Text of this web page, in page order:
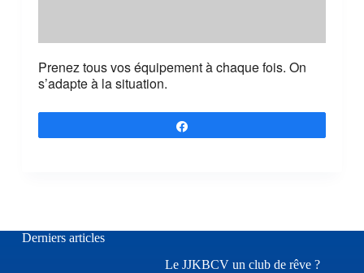
Prenez tous vos équipement à chaque fois. On
s’adapte à la situation.
Derniers articles
Le JJKBCV un club de rêve ?